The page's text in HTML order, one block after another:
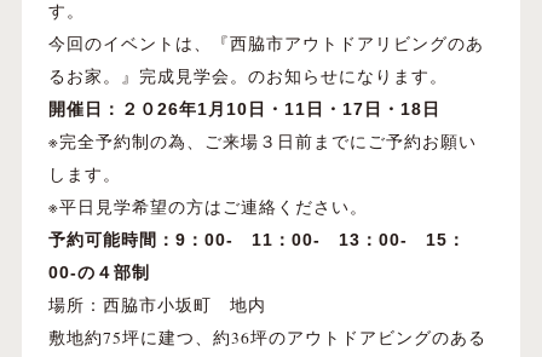
Event
す。
今回のイベントは、『西脇市アウトドアリビングのあ
るお家。』完成見学会。のお知らせになります。
開催日：２０26年1 月10日・11日・17日・18日
※完全予約制の為、ご来場３日前までにご予約お願い
します。
※平日見学希望の方はご連絡ください。
予約可能時間：9：00- 11：00- 13：00- 15：
00-の４部制
場所：西脇市小坂町 地内
敷地約75坪に建つ、約36坪のアウトドアビングのある